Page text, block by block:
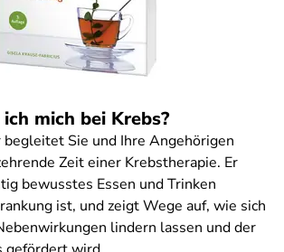
mich bei Krebs?
Sie und Ihre Angehörigen
Zeit einer Krebstherapie. Er
bewusstes Essen und Trinken
ist, und zeigt Wege auf, wie sich
lindern lassen und der